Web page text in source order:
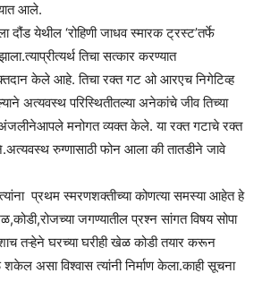
आले.
येथील ‘रोहिणी जाधव स्मारक ट्रस्ट’तर्फे
तिचा सत्कार करण्यात
केले आहे. तिचा रक्त गट ओ आरएच निगेटिव्ह
अत्यवस्थ परिस्थितीतल्या अनेकांचे जीव तिच्या
मनोगत व्यक्त केले. या रक्त गटाचे रक्त
रुग्णासाठी फोन आला की तातडीने जावे
प्रथम स्मरणशक्तीच्या कोणत्या समस्या आहेत हे
जगण्यातील प्रश्न सांगत विषय सोपा
तऱ्हेने घरच्या घरीही खेळ कोडी तयार करून
असा विश्वास त्यांनी निर्माण केला.काही सूचना